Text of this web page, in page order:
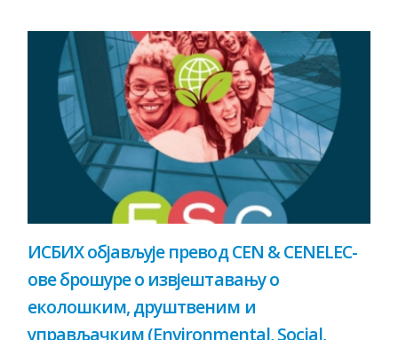
ИСБИХ објављује превод CEN & CENELEC-
ове брошуре о извјештавању о
еколошким, друштвеним и
управљачким (Environmental, Social,